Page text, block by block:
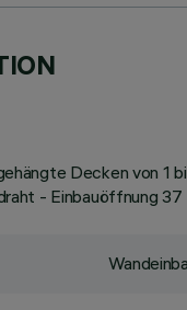
Decken von 1
- Einbauöffnung 37